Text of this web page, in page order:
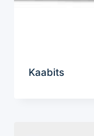
Kaabits